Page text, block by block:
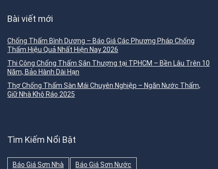
Bài viết mới
Chống Thấm Bình Dương – Báo Giá Các Phương Pháp Chống
Thấm Hiệu Quả Nhất Hiện Nay 2026
Thi Công Chống Thấm Sân Thượng tại TPHCM – Bền Lâu Trên 10
Năm, Bảo Hành Dài Hạn
Thợ Chống Thấm Sàn Mái Chuyên Nghiệp – Ngăn Nước Thấm,
Giữ Nhà Khô Ráo 2025
Tìm Kiếm Nổi Bật
Báo Giá Sơn Nhà
Báo Giá Sơn Nước